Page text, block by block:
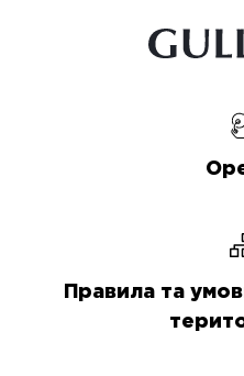
Правила та